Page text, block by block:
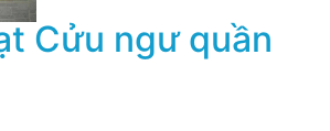
Cửu ngư quần